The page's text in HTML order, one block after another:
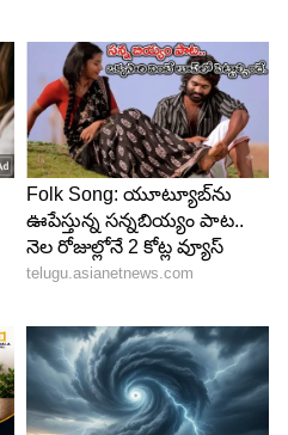
పెట్రోల్ వాసన కూడా
చీమలు లేదా
గుణం లేదని కంపెనీ